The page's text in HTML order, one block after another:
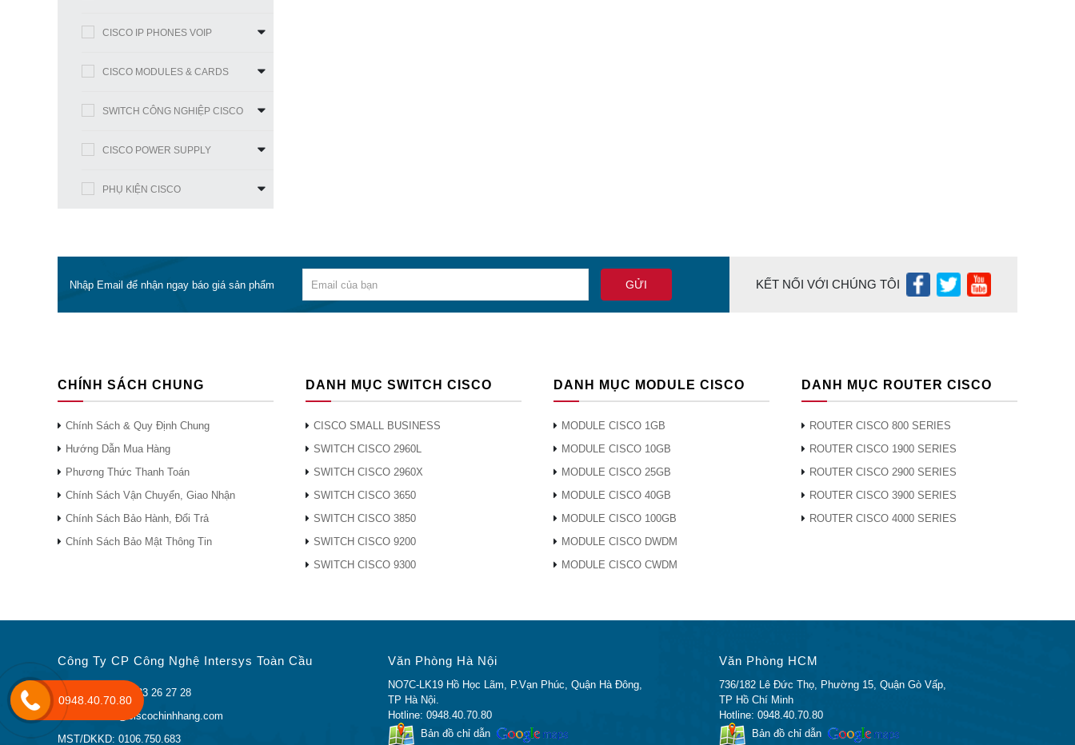
CISCO IP PHONES VOIP
CISCO MODULES & CARDS
SWITCH CÔNG NGHIỆP CISCO
CISCO POWER SUPPLY
PHỤ KIỆN CISCO
Nhập Email để nhận ngay báo giá sản phẩm KẾT NỐI VỚI CHÚNG TÔI
CHÍNH SÁCH CHUNG
Chính Sách & Quy Định Chung
Hướng Dẫn Mua Hàng
Phương Thức Thanh Toán
Chính Sách Vận Chuyển, Giao Nhận
Chính Sách Bảo Hành, Đổi Trả
Chính Sách Bảo Mật Thông Tin
DANH MỤC SWITCH CISCO
CISCO SMALL BUSINESS
SWITCH CISCO 2960L
SWITCH CISCO 2960X
SWITCH CISCO 3650
SWITCH CISCO 3850
SWITCH CISCO 9200
SWITCH CISCO 9300
DANH MỤC MODULE CISCO
MODULE CISCO 1GB
MODULE CISCO 10GB
MODULE CISCO 25GB
MODULE CISCO 40GB
MODULE CISCO 100GB
MODULE CISCO DWDM
MODULE CISCO CWDM
DANH MỤC ROUTER CISCO
ROUTER CISCO 800 SERIES
ROUTER CISCO 1900 SERIES
ROUTER CISCO 2900 SERIES
ROUTER CISCO 3900 SERIES
ROUTER CISCO 4000 SERIES
Công Ty CP Công Nghệ Intersys Toàn Cầu
Điện thoại: (024) 33 26 27 28
Email: lienhe@ciscochinhhang.com
MST/DKKD: 0106.750.683
Văn Phòng Hà Nội
NO7C-LK19 Hồ Học Lãm, P.Vạn Phúc, Quận Hà Đông,
TP Hà Nội.
Hotline: 0948.40.70.80
Bản đồ chỉ dẫn
Văn Phòng HCM
736/182 Lê Đức Thọ, Phường 15, Quận Gò Vấp,
TP Hồ Chí Minh
Hotline: 0948.40.70.80
Bản đồ chỉ dẫn
0948.40.70.80